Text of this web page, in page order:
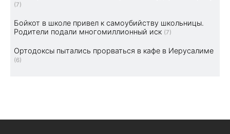
(7)
Бойкот в школе привел к самоубийству школьницы.
Родители подали многомиллионный иск (7)
Ортодоксы пытались прорваться в кафе в Иерусалиме
(6)